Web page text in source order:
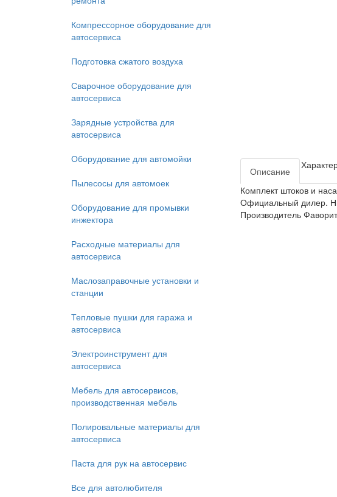
Компрессорное оборудование для
автосервиса
Подготовка сжатого воздуха
Сварочное оборудование для
автосервиса
Зарядные устройства для
автосервиса
Оборудование для автомойки
Пылесосы для автомоек
Оборудование для промывки
инжектора
Расходные материалы для
автосервиса
Маслозаправочные установки и
станции
Тепловые пушки для гаража и
автосервиса
Электроинструмент для
автосервиса
Мебель для автосервисов,
производственная мебель
Полировальные материалы для
автосервиса
Паста для рук на автосервис
Все для автолюбителя
Описание
Комплект штоков и
Официальный дилер.
Производитель